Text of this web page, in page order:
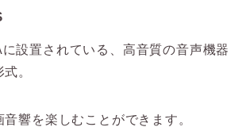
設置されている、高音質の音声機器
。
響を楽しむことができます。